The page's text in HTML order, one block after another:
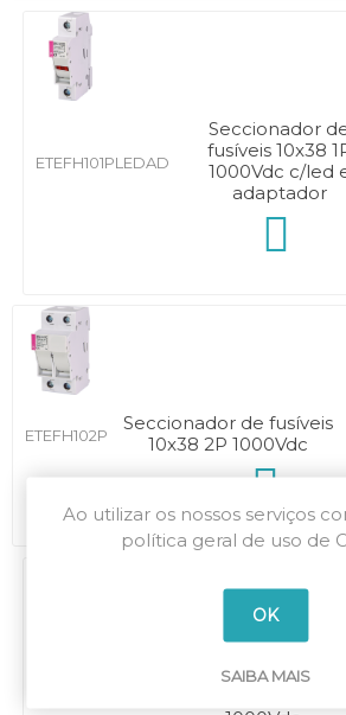
ETEFH101PLEDAD
Seccionador
fusíveis 10x38
1000Vdc c/led
adaptador
ETEFH102P
Seccionador de fusíveis
10x38 2P 1000Vdc
Seccionador de
Ao utilizar os nossos serviços
política geral de uso de
OK
SAIBA MAIS